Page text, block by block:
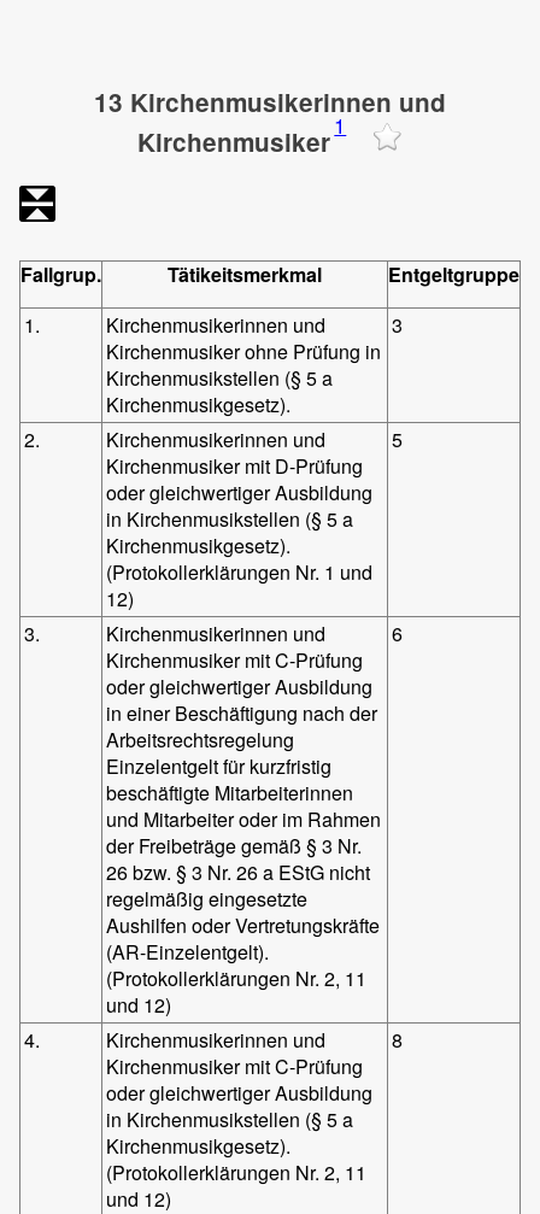
13 Kirchenmusikerinnen und
Kirchenmusiker1
Fallgrup. Tätikeitsmerkmal
Entgeltgruppe
1.
Kirchenmusikerinnen und
Kirchenmusiker ohne Prüfung in
Kirchenmusikstellen (§ 5 a
Kirchenmusikgesetz).
3
2.
Kirchenmusikerinnen und
Kirchenmusiker mit D-Prüfung
oder gleichwertiger Ausbildung
in Kirchenmusikstellen (§ 5 a
Kirchenmusikgesetz).
(Protokollerklärungen Nr. 1 und
12)
5
3.
Kirchenmusikerinnen und
Kirchenmusiker mit C-Prüfung
oder gleichwertiger Ausbildung
in einer Beschäftigung nach der
Arbeitsrechtsregelung
Einzelentgelt für kurzfristig
beschäftigte Mitarbeiterinnen
und Mitarbeiter oder im Rahmen
der Freibeträge gemäß § 3 Nr.
26 bzw. § 3 Nr. 26 a EStG nicht
regelmäßig eingesetzte
Aushilfen oder Vertretungskräfte
(AR-Einzelentgelt).
(Protokollerklärungen Nr. 2, 11
und 12)
6
4.
Kirchenmusikerinnen und
Kirchenmusiker mit C-Prüfung
oder gleichwertiger Ausbildung
in Kirchenmusikstellen (§ 5 a
Kirchenmusikgesetz).
(Protokollerklärungen Nr. 2, 11
und 12)
8